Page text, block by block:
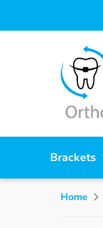
Brackets
Home